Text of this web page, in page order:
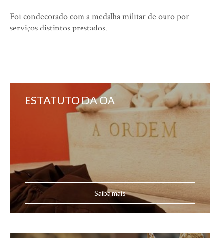
Foi condecorado com a medalha militar de ouro por
serviços distintos prestados.
ESTATUTO DA OA
Saiba mais